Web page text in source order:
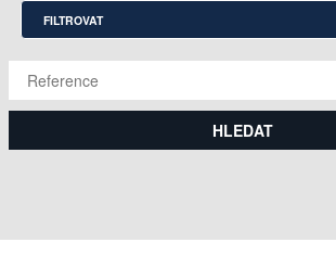
FILTROVAT